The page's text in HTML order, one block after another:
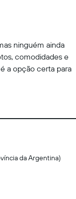
ninguém ainda
comodidades e
a opção certa para
da Argentina)